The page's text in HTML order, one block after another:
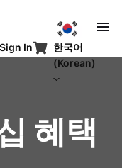
Sign In
한국어
(Korean)
혜택